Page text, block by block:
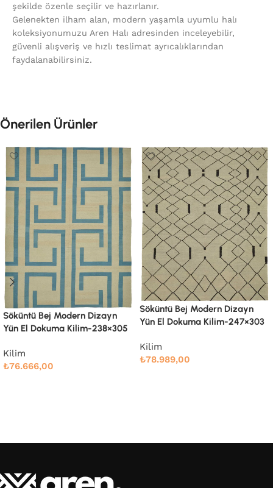
şekilde özenle seçilir ve hazırlanır.
Gelenekten ilham alan, modern yaşamla uyumlu halı
koleksiyonumuzu Aren Halı adresinden inceleyebilir,
güvenli alışveriş ve hızlı teslimat ayrıcalıklarından
faydalanabilirsiniz.
Önerilen Ürünler
Söküntü Bej Modern Dizayn
Yün El Dokuma Kilim-247×303
₺78.989,00
Söküntü Bej Modern Dizayn
Yün El Dokuma Kilim-285×361
Kilim
₺108.662,00